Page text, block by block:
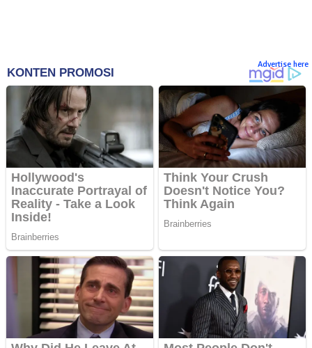
Advertise here